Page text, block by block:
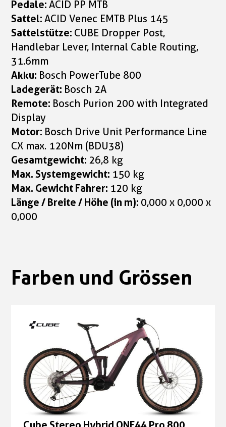
Pedale:ACID PP MTB
Sattel:ACID Venec EMTB Plus 145
Sattelstütze: CUBE Dropper Post,
Handlebar Lever, Internal Cable Routing,
31.6mm
Akku: Bosch PowerTube 800
Ladegerät: Bosch 2A
Remote: Bosch Purion 200 with Integrated
Display
Motor: Bosch Drive Unit Performance Line
CX max. 120Nm (BDU38)
Gesamtgewicht: 26,8 kg
Max. Systemgewicht: 150 kg
Max. Gewicht Fahrer: 120 kg
Länge / Breite / Höhe (in m): 0,000 x 0,000 x
0,000
Farben und Grössen